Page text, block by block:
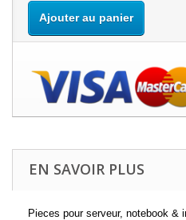
Ajouter au panier
EN SAVOIR PLUS
Pieces pour serveur, notebook &